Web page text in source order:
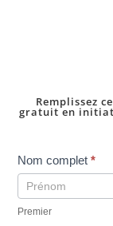
Remplissez
gratuit en
pop
up
telechargement
ebookINI-
Nom complet*
Premier
Premier